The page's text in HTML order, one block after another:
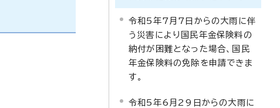
令和5年7月7日からの大雨に伴
う災害により国民年金保険料の
納付が困難となった場合、国民
年金保険料の免除を申請できま
す。
令和5年6月29日からの大雨に